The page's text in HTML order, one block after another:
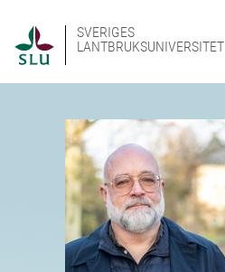
SVERIGES
LANTBRUKSUNIVERSITET